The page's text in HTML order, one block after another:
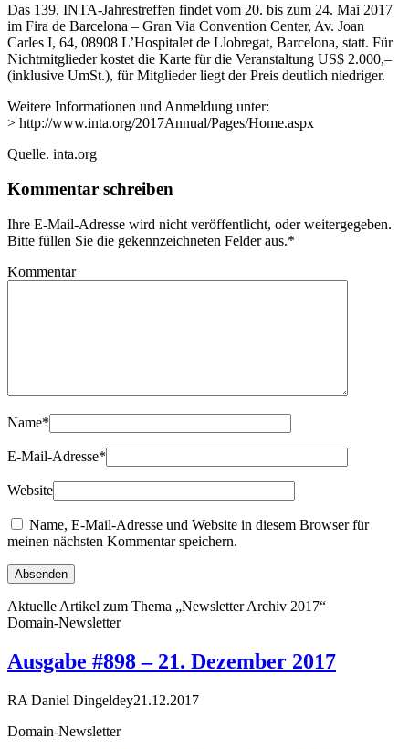
Das 139. INTA-Jahrestreffen findet vom 20. bis zum 24. Mai 2017
im Fira de Barcelona – Gran Via Convention Center, Av. Joan
Carles I, 64, 08908 L’Hospitalet de Llobregat, Barcelona, statt. Für
Nichtmitglieder kostet die Karte für die Veranstaltung US$ 2.000,–
(inklusive UmSt.), für Mitglieder liegt der Preis deutlich niedriger.
Weitere Informationen und Anmeldung unter:
> http://www.inta.org/2017Annual/Pages/Home.aspx
Quelle. inta.org
Kommentar schreiben
Ihre E-Mail-Adresse wird nicht veröffentlicht, oder weitergegeben.
Bitte füllen Sie die gekennzeichneten Felder aus.*
Kommentar
Name*
E-Mail-Adresse*
Website
Name, E-Mail-Adresse und Website in diesem Browser für
meinen nächsten Kommentar speichern.
Aktuelle Artikel zum Thema „Newsletter Archiv 2017“
Domain-Newsletter
Ausgabe #898 – 21. Dezember 2017
RA Daniel Dingeldey21.12.2017
Domain-Newsletter